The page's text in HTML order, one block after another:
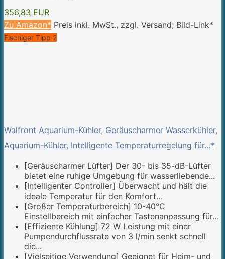
356,83 EUR
Zu Amazon* Preis inkl. MwSt., zzgl. Versand; Bild-Link*
Fischiger Tipp 2
Walfront Aquarium-Kühler, Geräuscharmer Wasserkühler,
Aquarium-Kühler, Intelligente Temperaturregelung für...*
[Geräuscharmer Lüfter] Der 30- bis 35-dB-Lüfter
bietet eine ruhige Umgebung für wasserliebende...
[Intelligenter Controller] Überwacht und hält die
ideale Temperatur für den Komfort...
[Großer Temperaturbereich] 10-40℃
Einstellbereich mit einfacher Tastenanpassung für...
[Effiziente Kühlung] 72 W Leistung mit einer
Pumpendurchflussrate von 3 l/min senkt schnell
die...
[Vielseitige Verwendung] Geeignet für Heim- und